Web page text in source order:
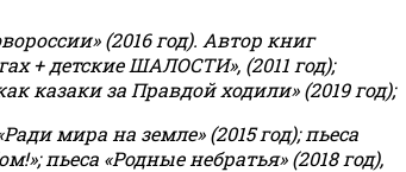
(2016 год). Автор книг
+ детские ШАЛОСТИ», (2011 год);
казаки за Правдой ходили» (2019 год);
мира на земле» (2015 год); пьеса
;пьеса «Родные небратья» (2018 год),